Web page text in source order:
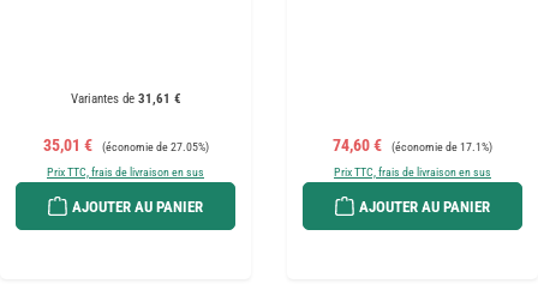
Variantes de31,61 €
Prix de vente :
35,01 € Prix régulier :
(économie de 27.05%)
Prix TTC, frais de livraison en sus
AJOUTER AU PANIER
Prix de vente :
74,60 € Prix régulier :
(économie de 17.1%)
Prix TTC, frais de livraison en sus
AJOUTER AU PANIER